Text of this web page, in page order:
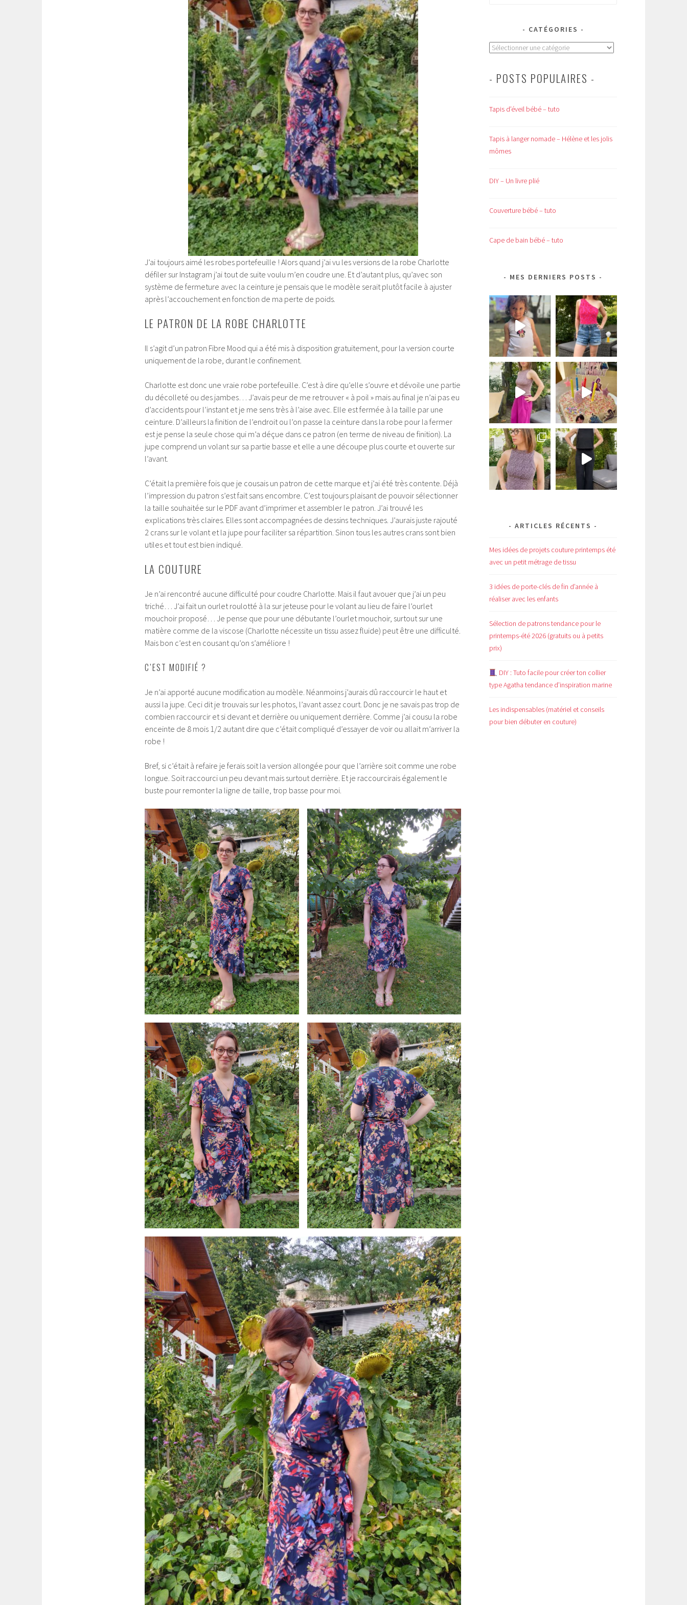
J’ai toujours aimé les robes portefeuille ! Alors quand j’ai vu les versions de la robe Charlotte
défiler sur Instagram j’ai tout de suite voulu m’en coudre une. Et d’autant plus, qu’avec son
système de fermeture avec la ceinture je pensais que le modèle serait plutôt facile à ajuster
après l’accouchement en fonction de ma perte de poids.
LE PATRON DE LA ROBE CHARLOTTE
Il s’agit d’un patron Fibre Mood qui a été mis à disposition gratuitement, pour la version courte
uniquement de la robe, durant le confinement.
Charlotte est donc une vraie robe portefeuille. C’est à dire qu’elle s’ouvre et dévoile une partie
du décolleté ou des jambes… J’avais peur de me retrouver « à poil » mais au final je n’ai pas eu
d’accidents pour l’instant et je me sens très à l’aise avec. Elle est fermée à la taille par une
ceinture. D’ailleurs la finition de l’endroit ou l’on passe la ceinture dans la robe pour la fermer
est je pense la seule chose qui m’a déçue dans ce patron (en terme de niveau de finition). La
jupe comprend un volant sur sa partie basse et elle a une découpe plus courte et ouverte sur
l’avant.
C’était la première fois que je cousais un patron de cette marque et j’ai été très contente. Déjà
l’impression du patron s’est fait sans encombre. C’est toujours plaisant de pouvoir sélectionner
la taille souhaitée sur le PDF avant d’imprimer et assembler le patron. J’ai trouvé les
explications très claires. Elles sont accompagnées de dessins techniques. J’aurais juste rajouté
2 crans sur le volant et la jupe pour faciliter sa répartition. Sinon tous les autres crans sont bien
utiles et tout est bien indiqué.
LA COUTURE
Je n’ai rencontré aucune difficulté pour coudre Charlotte. Mais il faut avouer que j’ai un peu
triché… J’ai fait un ourlet roulotté à la sur jeteuse pour le volant au lieu de faire l’ourlet
mouchoir proposé… Je pense que pour une débutante l’ourlet mouchoir, surtout sur une
matière comme de la viscose (Charlotte nécessite un tissu assez fluide) peut être une difficulté.
Mais bon c’est en cousant qu’on s’améliore !
C’EST MODIFIÉ ?
Je n’ai apporté aucune modification au modèle. Néanmoins j’aurais dû raccourcir le haut et
aussi la jupe. Ceci dit je trouvais sur les photos, l’avant assez court. Donc je ne savais pas trop de
combien raccourcir et si devant et derrière ou uniquement derrière. Comme j’ai cousu la robe
enceinte de 8 mois 1/2 autant dire que c’était compliqué d’essayer de voir ou allait m’arriver la
robe !
Bref, si c’était à refaire je ferais soit la version allongée pour que l’arrière soit comme une robe
longue. Soit raccourci un peu devant mais surtout derrière. Et je raccourcirais également le
buste pour remonter la ligne de taille, trop basse pour moi.
CATÉGORIES
Catégories
- POSTS POPULAIRES -
Tapis d’éveil bébé – tuto
Tapis à langer nomade – Hélène et les jolis
mômes
DIY – Un livre plié
Couverture bébé – tuto
Cape de bain bébé – tuto
MES DERNIERS POSTS
ARTICLES RÉCENTS
Mes idées de projets couture printemps été
avec un petit métrage de tissu
3 idées de porte-clés de fin d’année à
réaliser avec les enfants
Sélection de patrons tendance pour le
printemps-été 2026 (gratuits ou à petits
prix)
DIY : Tuto facile pour créer ton collier
type Agatha tendance d’inspiration marine
Les indispensables (matériel et conseils
pour bien débuter en couture)